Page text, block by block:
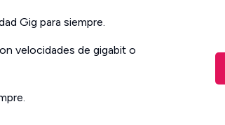
Gig para siempre.
velocidades de gigabit o